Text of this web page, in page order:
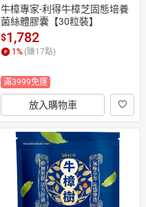
牛樟專家-利得牛樟芝固態培養
菌絲體膠囊【30粒裝】
$1,782
1 % (賺17點)
滿3999免運
放入購物車